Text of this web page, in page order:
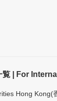
覧 | For
Hong Kong(